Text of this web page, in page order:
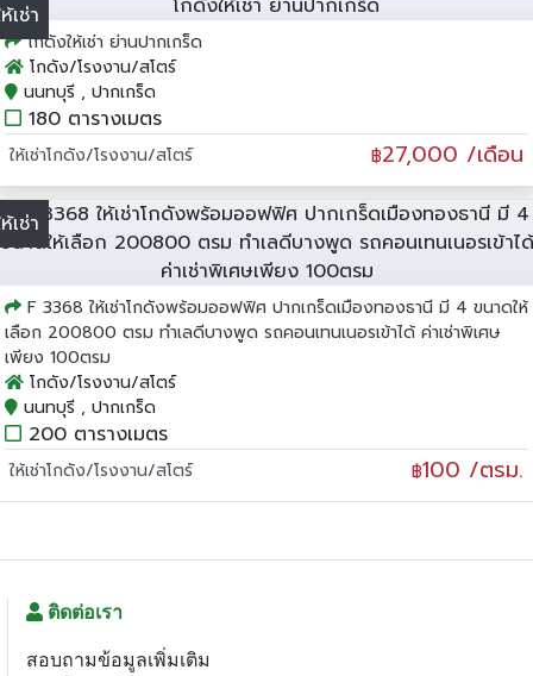
เช่า
โกดังให้เช่า ย่านปากเกร็ด
โกดัง/โรงงาน/สโตร์
นนทบุรี , ปากเกร็ด
180 ตารางเมตร
ให้เช่าโกดัง/โรงงาน/สโตร์ ฿27,000 /เดือน
เช่า
F 3368 ให้เช่าโกดังพร้อมออฟฟิศ ปากเกร็ดเมืองทองธานี มี 4 ขนาดให้
เลือก 200800 ตรม ทำเลดีบางพูด รถคอนเทนเนอรเข้าได้ ค่าเช่าพิเศษ
เพียง 100ตรม
โกดัง/โรงงาน/สโตร์
นนทบุรี , ปากเกร็ด
200 ตารางเมตร
ให้เช่าโกดัง/โรงงาน/สโตร์ ฿100 /ตรม.
ติดต่อเรา
สอบถามข้อมูลเพิ่มเติม